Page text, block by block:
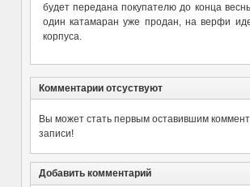
будет передана покупателю до конца
один катамаран уже продан, на верфи
корпуса.
Комментарии отсуствуют
Вы может стать первым оставившим
записи!
Добавить комментарий